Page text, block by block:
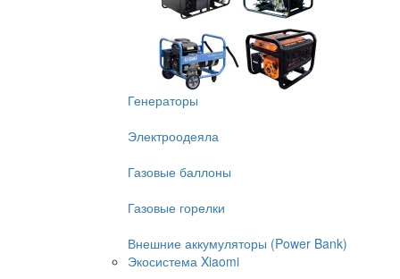
Генераторы
Электроодеяла
Газовые баллоны
Газовые горелки
Внешние аккумуляторы (Power Bank)
Экосистема Xiaomi